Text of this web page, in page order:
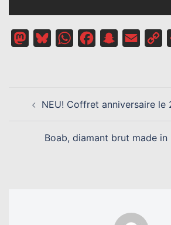
MastodonBlueskyWhatsAppFacebookSnapchat
Email
D’ARTICLE
NEU! Coffret anniversaire le
Boab, diamant brut made in